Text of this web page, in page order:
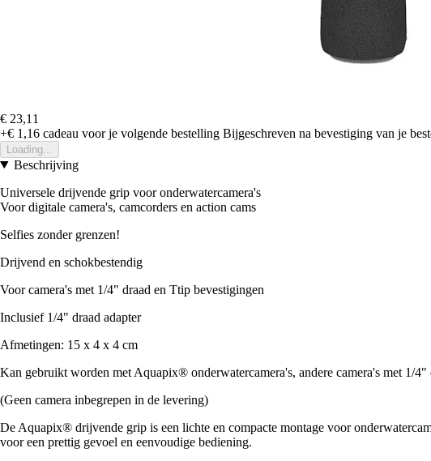
€ 23,11
+€ 1,16 cadeau voor je volgende bestelling Bijgeschreven na bevestiging van je
Loading...
Beschrijving
Universele drijvende grip voor onderwatercamera's
Voor digitale camera's, camcorders en action cams
Selfies zonder grenzen!
Drijvend en schokbestendig
Voor camera's met 1/4" draad en Ttip bevestigingen
Inclusief 1/4" draad adapter
Afmetingen: 15 x 4 x 4 cm
Kan gebruikt worden met Aquapix® onderwatercamera's, andere camera's met 1/
(Geen camera inbegrepen in de levering)
De Aquapix® drijvende grip is een lichte en compacte montage voor
voor een prettig gevoel en eenvoudige bediening.